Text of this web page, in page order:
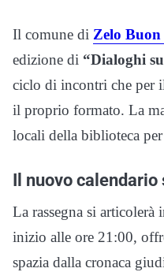
Il comune di Zelo Buon
edizione di “Dialoghi
ciclo di incontri che per
il proprio formato. La
locali della biblioteca
Il nuovo calendario
La rassegna si articolerà
inizio alle ore 21:00,
spazia dalla cronaca